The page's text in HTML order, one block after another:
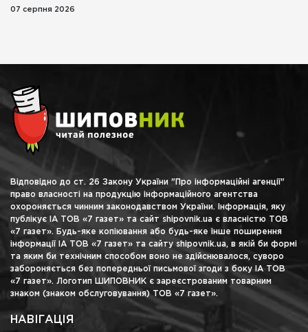
07 серпня 2026
Відповідно до ст. 26 Закону України "Про інформаційні агенції"
право власності на продукцію інформаційного агентства
охороняється чинним законодавством України. Інформація, яку
публікує ІА ТОВ «7 газет» та сайт shipovnik.ua є власністю ТОВ
«7 газет». Будь-яке копіювання або будь-яке інше поширення
інформації ІА ТОВ «7 газет» та сайту shipovnik.ua, в якій би формі
та яким би технічним способом воно не здійснювалося, суворо
забороняється без попередньої письмової згоди з боку ІА ТОВ
«7 газет». Логотип ШИПОВНИК є зареєстрованим товарним
знаком (знаком обслуговування) ТОВ «7 газет».
НАВІГАЦІЯ